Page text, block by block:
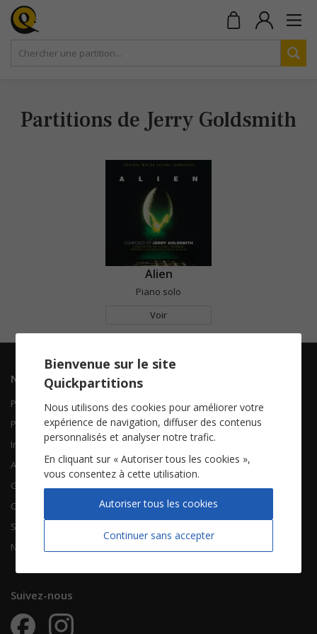
Partitions de Jerry Goldsmith
Alien
Piano solo
Voir
Navigation
Piano Chant
Piano Solo
Instruments solistes
Accordéon
Guitare
Chorales
Songbooks
Nouvelles partitions
Contactez-nous
Qui sommes-nous
FAQ
À propos
CGV
Mentions légales
Vie privée
Suivez-nous
Bienvenue sur le site
Quickpartitions
Nous utilisons des cookies pour améliorer votre
expérience de navigation, diffuser des contenus
personnalisés et analyser notre trafic.
En cliquant sur « Autoriser tous les cookies »,
vous consentez à cette utilisation.
Continuer sans accepter
Autoriser tous les cookies